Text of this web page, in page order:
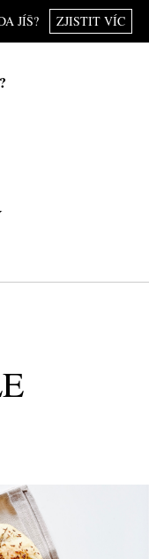
JÍŠ? ZJISTIT VÍC